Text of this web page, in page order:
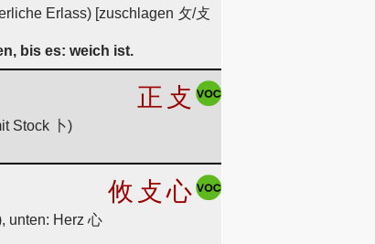
Erlass) [zuschlagen 攵/攴
bis es: weich ist.
正 攴
Stock 卜)
攸 攴心
unten: Herz 心